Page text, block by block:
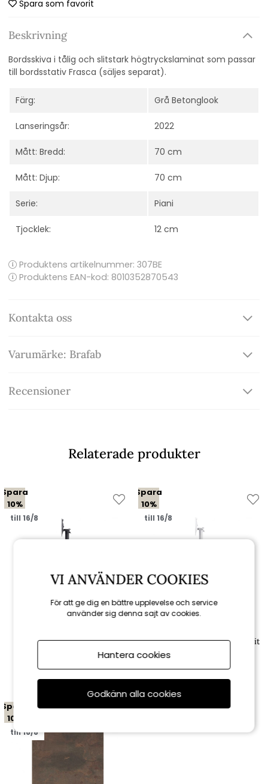
Spara som favorit
Beskrivning
Bordsskiva i tålig och slitstark högtryckslaminat som passar
till bordsstativ Frasca (säljes separat).
Färg: Grå Betonglook
Lanseringsår: 2022
Mått: Bredd: 70 cm
Mått: Djup: 70 cm
Serie: Piani
Tjocklek: 12 cm
Produktens artikelnummer: 307BE
Produktens EAN-kod: 8010352870543
Kontakta oss
Varumärke: Brafab
Recensioner
Relaterade produkter
Spara
10%
till 16/8
2 412 kr 2 680 kr
Spara
10%
till 16/8
Frasca bordsstativ fällbart - vit
2 412 kr 2 680 kr
Spara
10%
till 16/8
VI ANVÄNDER COOKIES
För att ge dig en bättre upplevelse och service
använder sig denna sajt av cookies.
Hantera cookies
Godkänn alla cookies